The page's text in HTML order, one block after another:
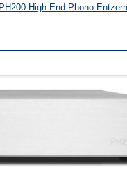
High-End Phono